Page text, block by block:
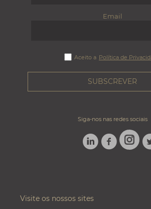
Email
Aceito a Política de
Siga-nos nas redes sociais
LINKEDIN
Visite os nossos sites